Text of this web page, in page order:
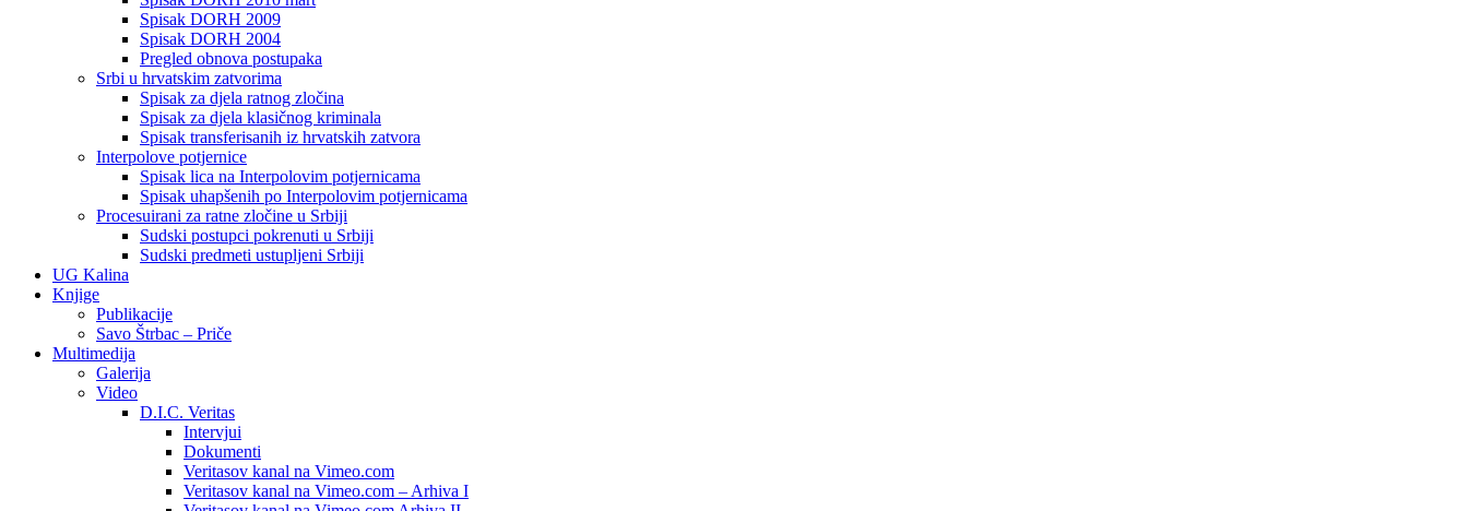
Spisak DORH 2009
Spisak DORH 2004
Pregled obnova postupaka
Srbi u hrvatskim zatvorima
Spisak za djela ratnog zločina
Spisak za djela klasičnog kriminala
Spisak transferisanih iz hrvatskih zatvora
Interpolove potjernice
Spisak lica na Interpolovim potjernicama
Spisak uhapšenih po Interpolovim potjernicama
Procesuirani za ratne zločine u Srbiji
Sudski postupci pokrenuti u Srbiji
Sudski predmeti ustupljeni Srbiji
UG Kalina
Knjige
Publikacije
Savo Štrbac – Priče
Multimedija
Galerija
Video
D.I.C. Veritas
Intervjui
Dokumenti
Veritasov kanal na Vimeo.com
Veritasov kanal na Vimeo.com – Arhiva I